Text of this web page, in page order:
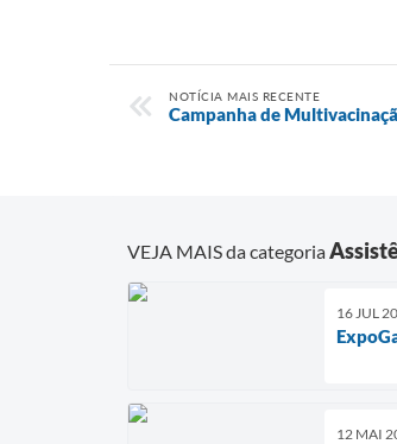
NOTÍCIA MAIS RECENTE
Campanha de
VEJA MAIS da categoria
16 JUL
12 MAI